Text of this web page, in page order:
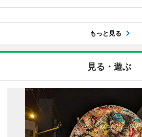
もっと見る
見る・遊ぶ